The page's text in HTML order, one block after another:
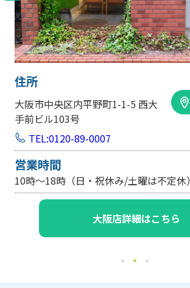
住所
大阪市中央区内平野町1-1-5 西大
手前ビル103号
TEL:0120-89-0007
営業時間
10時～18時（日・祝休み/土曜は不定休）
大阪店詳細はこちら